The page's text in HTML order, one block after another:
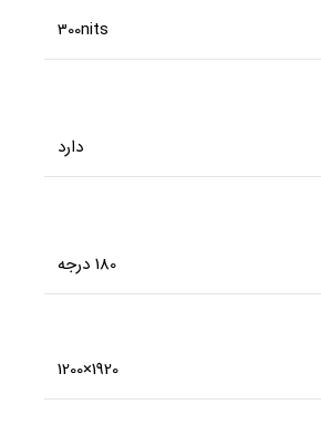
300nits
دارد
180 درجه
1920×1200